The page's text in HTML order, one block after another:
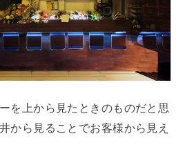
を上から見たときのものだと思
から見ることでお客様から見え